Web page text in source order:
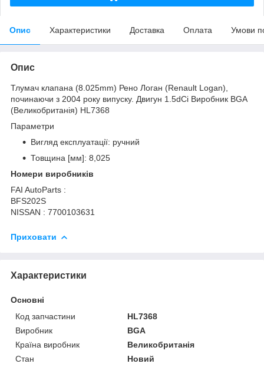
Опис Характеристики Доставка Оплата Умови
Опис
Тлумач клапана (8.025mm) Рено Логан (Renault Logan),
починаючи з 2004 року випуску. Двигун 1.5dCi Виробник BGA
(Великобританія) HL7368
Параметри
Вигляд експлуатації: ручний
Товщина [мм]: 8,025
Номери виробників
FAI AutoParts :
BFS202S
NISSAN : 7700103631
Приховати
Характеристики
Основні
Код запчастини
HL7368
Виробник
BGA
Країна виробник
Великобританія
Стан
Новий